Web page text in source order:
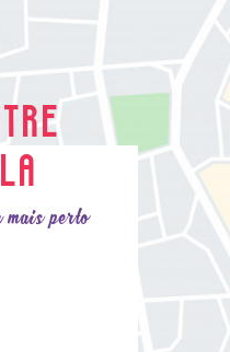
mais perto